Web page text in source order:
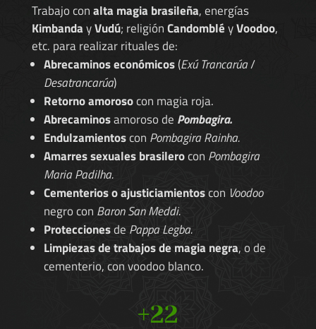
Trabajo conalta magia brasileña, energías
KimbandayVudú; religiónCandombléyVoodoo,
etc. para realizar rituales de:
Abrecaminos económicos(Exú Trancarúa/
Desatrancarúa)
Retorno amorosocon magia roja.
Abrecaminosamoroso de Pombagira.
Endulzamientoscon Pombagira Rainha.
Amarres sexuales brasilerocon Pombagira
Maria Padilha.
Cementerios o ajusticiamientoscon Voodoo
negro con Baron San Meddi.
Proteccionesde Pappa Legba.
Limpiezas de trabajos de magia negra, o de
cementerio, con voodoo blanco.
+22